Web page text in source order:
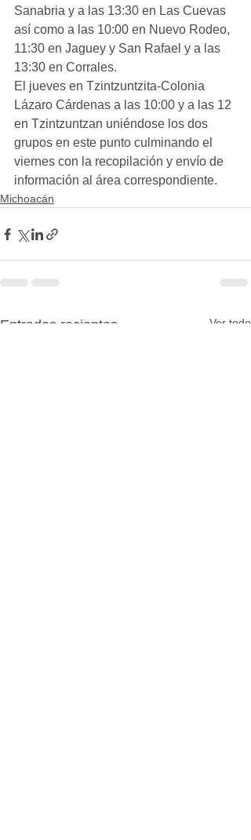
Sanabria y a las 13:30 en Las Cuevas
así como a las 10:00 en Nuevo Rodeo,
11:30 en Jaguey y San Rafael y a las
13:30 en Corrales.
El jueves en Tzintzuntzita-Colonia
Lázaro Cárdenas a las 10:00 y a las 12
en Tzintzuntzan uniéndose los dos
grupos en este punto culminando el
viernes con la recopilación y envío de
información al área correspondiente.
Michoacán
Entradas recientes Ver todo